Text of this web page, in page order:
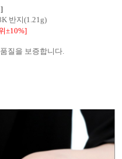
반지(1.21g)
±10%]
질을 보증합니다.